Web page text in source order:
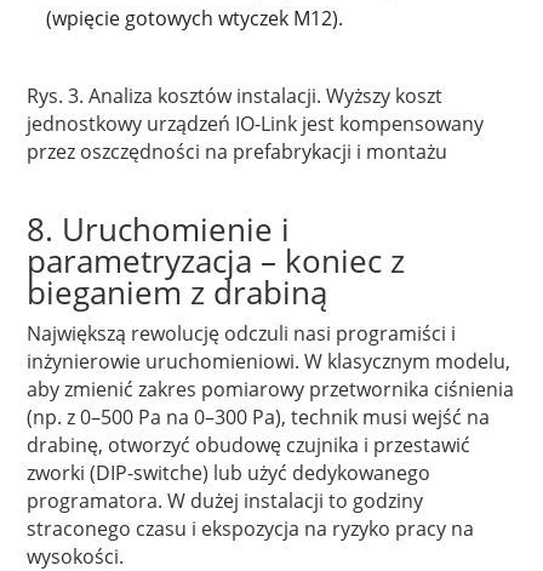
(wpięcie gotowych wtyczek M12).
Rys. 3. Analiza kosztów instalacji. Wyższy koszt
jednostkowy urządzeń IO-Link jest kompensowany
przez oszczędności na prefabrykacji i montażu
8. Uruchomienie i
parametryzacja – koniec z
bieganiem z drabiną
Największą rewolucję odczuli nasi programiści i
inżynierowie uruchomieniowi. W klasycznym modelu,
aby zmienić zakres pomiarowy przetwornika ciśnienia
(np. z 0–500 Pa na 0–300 Pa), technik musi wejść na
drabinę, otworzyć obudowę czujnika i przestawić
zworki (DIP-switche) lub użyć dedykowanego
programatora. W dużej instalacji to godziny
straconego czasu i ekspozycja na ryzyko pracy na
wysokości.